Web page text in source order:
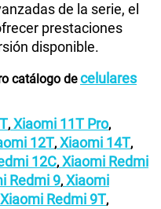
de la serie, el
prestaciones
disponible.
catálogo decelulares
, Xiaomi 11T Pro,
12T, Xiaomi 14T,
12C, Xiaomi Redmi
Redmi 9, Xiaomi
Xiaomi Redmi 9T,